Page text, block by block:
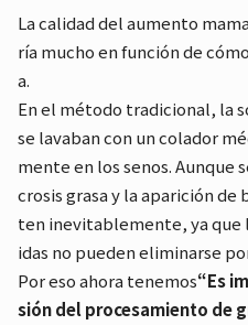
La calidad del aumento
ría mucho en función de
a.
En el método tradicional, la
se lavaban con un colador
mente en los senos. Aunque
crosis grasa y la aparición
ten inevitablemente, ya que
idas no pueden eliminarse
Por eso ahora tenemos“Es
sión del procesamiento de